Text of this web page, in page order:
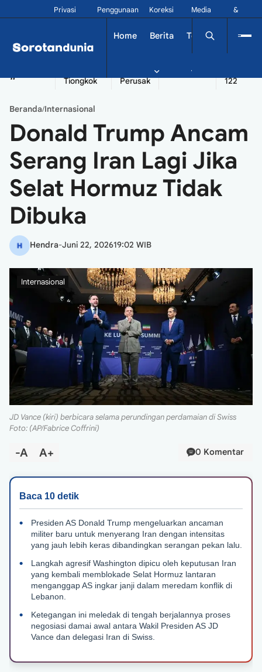
Privasi Penggunaan Koreksi
Media
&
Home Berita Tekno Dinamika
#
Tiongkok
Perusak
Seychelles
122
Beranda/Internasional
Donald Trump Ancam
Serang Iran Lagi Jika
Selat Hormuz Tidak
Dibuka
Hendra-Juni 22, 202619:02 WIB
Internasional
JD Vance (kiri) berbicara selama perundingan perdamaian di Swiss
Foto: (AP/Fabrice Coffrini)
-A A+ 0 Komentar
Presiden AS Donald Trump mengeluarkan ancaman
militer baru untuk menyerang Iran dengan intensitas
yang jauh lebih keras dibandingkan serangan pekan lalu.
Langkah agresif Washington dipicu oleh keputusan Iran
yang kembali memblokade Selat Hormuz lantaran
menganggap AS ingkar janji dalam meredam konflik di
Lebanon.
Ketegangan ini meledak di tengah berjalannya proses
negosiasi damai awal antara Wakil Presiden AS JD
Vance dan delegasi Iran di Swiss.